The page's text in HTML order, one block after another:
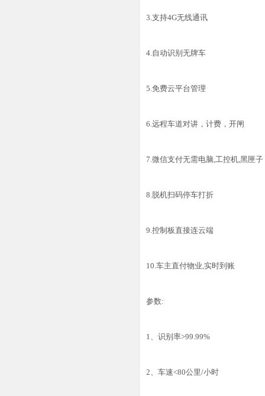
3.支持4G无线通讯
4.自动识别无牌车
5.免费云平台管理
6.远程车道对讲，计费，开闸
7.微信支付无需电脑,工控机,黑匣子
8.脱机扫码停车打折
9.控制板直接连云端
10.车主直付物业,实时到账
参数:
1、识别率>99.99%
2、车速<80公里/小时